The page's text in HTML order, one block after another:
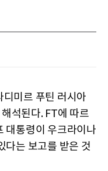
미르 푸틴 러시아
석된다. FT에 따르
대통령이 우크라이나
다는 보고를 받은 것